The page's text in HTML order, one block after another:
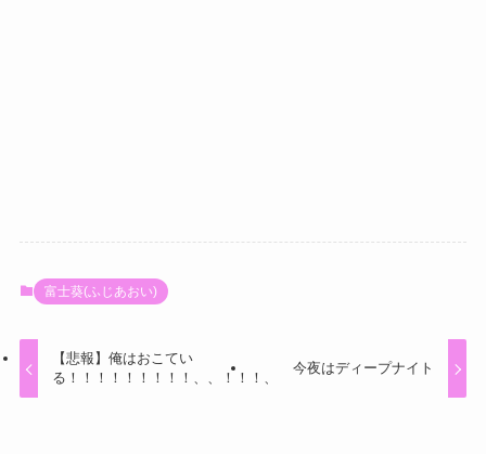
富士葵(ふじあおい)
【悲報】俺はおこてい
る！！！！！！！！！、、！！！、
今夜はディープナイト